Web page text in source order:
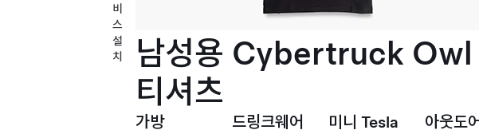
비
스
설
치
남성용 Cybertruck Owl
티셔츠
가방 드링크웨어 미니 Tesla
아웃도